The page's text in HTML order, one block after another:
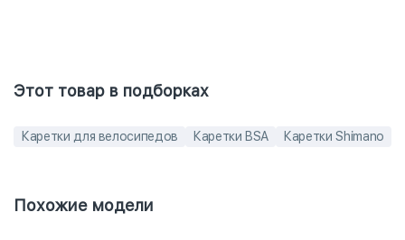
Этот товар в подборках
Каретки для велосипедов Каретки BSA Каретки Shimano
Похожие модели